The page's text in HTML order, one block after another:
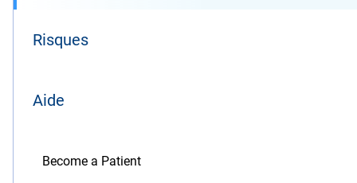
Risques
Aide
Become a Patient